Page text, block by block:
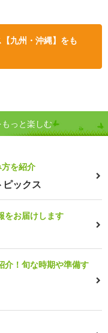
九州・沖縄】をも
っと楽しむ
を紹介
ックス
をお届けします
介！旬な時期や準備す